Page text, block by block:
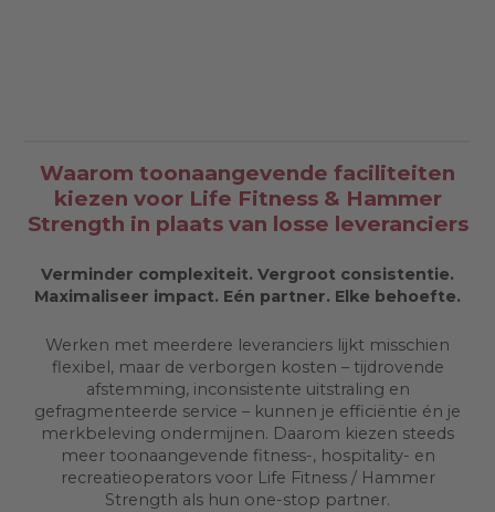
Waarom toonaangevende faciliteiten
kiezen voor Life Fitness & Hammer
Strength in plaats van losse leveranciers
Verminder complexiteit. Vergroot consistentie.
Maximaliseer impact. Eén partner. Elke behoefte.
Werken met meerdere leveranciers lijkt misschien
flexibel, maar de verborgen kosten – tijdrovende
afstemming, inconsistente uitstraling en
gefragmenteerde service – kunnen je efficiëntie én je
merkbeleving ondermijnen. Daarom kiezen steeds
meer toonaangevende fitness-, hospitality- en
recreatieoperators voor Life Fitness / Hammer
Strength als hun one-stop partner.